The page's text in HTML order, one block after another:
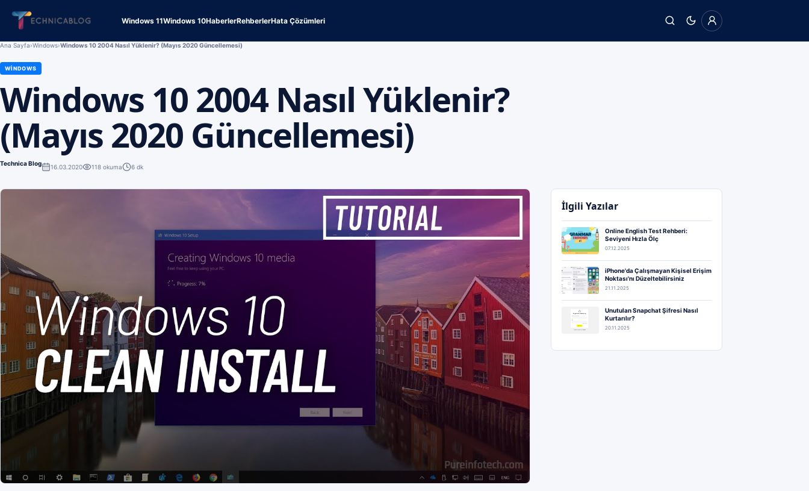
Windows 11Windows 10HaberlerRehberlerHata Çözümleri
Ana Sayfa›Windows›Windows 10 2004 Nasıl Yüklenir? (Mayıs 2020 Güncellemesi)
WINDOWS
Windows 10 2004 Nasıl Yüklenir?
(Mayıs 2020 Güncellemesi)
Technica Blog 16.03.2020 118 okuma 6 dk
İlgili Yazılar
Online English Test Rehberi:
Seviyeni Hızla Ölç
07.12.2025
iPhone'da Çalışmayan Kişisel Erişim
Noktası'nı Düzeltebilirsiniz
21.11.2025
Unutulan Snapchat Şifresi Nasıl
Kurtarılır?
20.11.2025